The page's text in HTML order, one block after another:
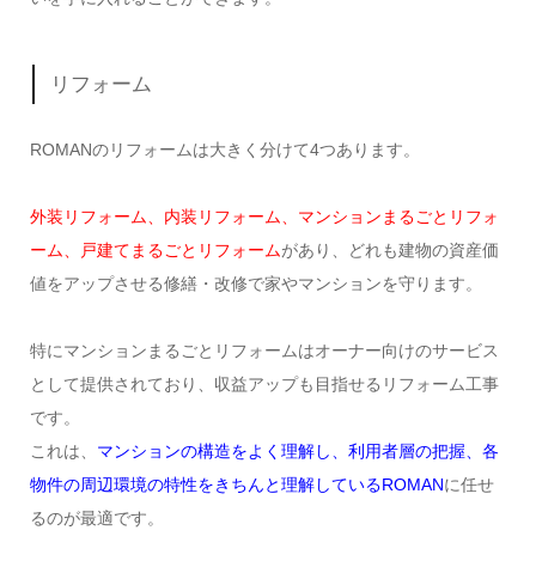
リフォーム
ROMANのリフォームは大きく分けて4つあります。
外装リフォーム、内装リフォーム、マンションまるごとリフォ
ーム、戸建てまるごとリフォームがあり、どれも建物の資産価
値をアップさせる修繕・改修で家やマンションを守ります。
特にマンションまるごとリフォームはオーナー向けのサービス
として提供されており、収益アップも目指せるリフォーム工事
です。
これは、 マンションの構造をよく理解し、利用者層の把握、各
物件の周辺環境の特性をきちんと理解しているROMANに任せ
るのが最適です。